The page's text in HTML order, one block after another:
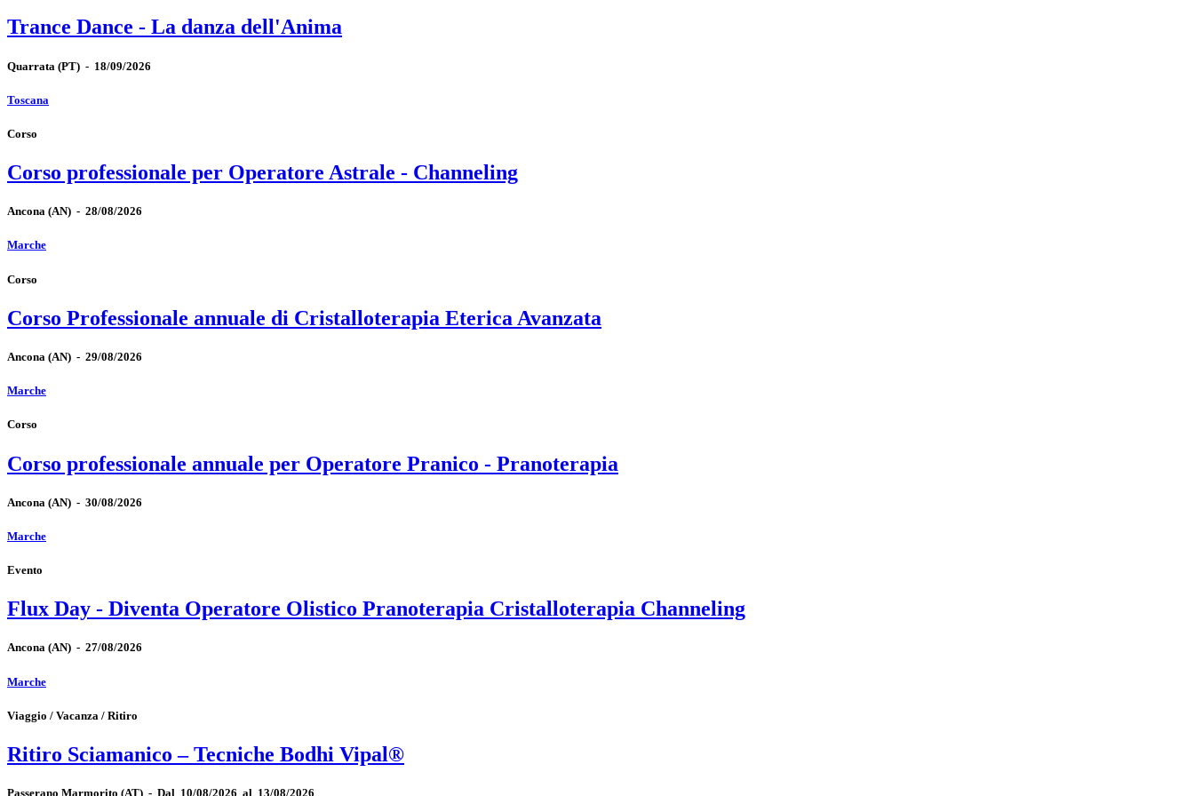
Trance Dance - La danza dell'Anima
Quarrata (PT) - 18/09/2026
Toscana
Corso
Corso professionale per Operatore Astrale - Channeling
Ancona (AN) - 28/08/2026
Marche
Corso
Corso Professionale annuale di Cristalloterapia Eterica Avanzata
Ancona (AN) - 29/08/2026
Marche
Corso
Corso professionale annuale per Operatore Pranico - Pranoterapia
Ancona (AN) - 30/08/2026
Marche
Evento
Flux Day - Diventa Operatore Olistico Pranoterapia Cristalloterapia Channeling
Ancona (AN) - 27/08/2026
Marche
Viaggio / Vacanza / Ritiro
Ritiro Sciamanico – Tecniche Bodhi Vipal®
Passerano Marmorito (AT) - Dal 10/08/2026 al 13/08/2026